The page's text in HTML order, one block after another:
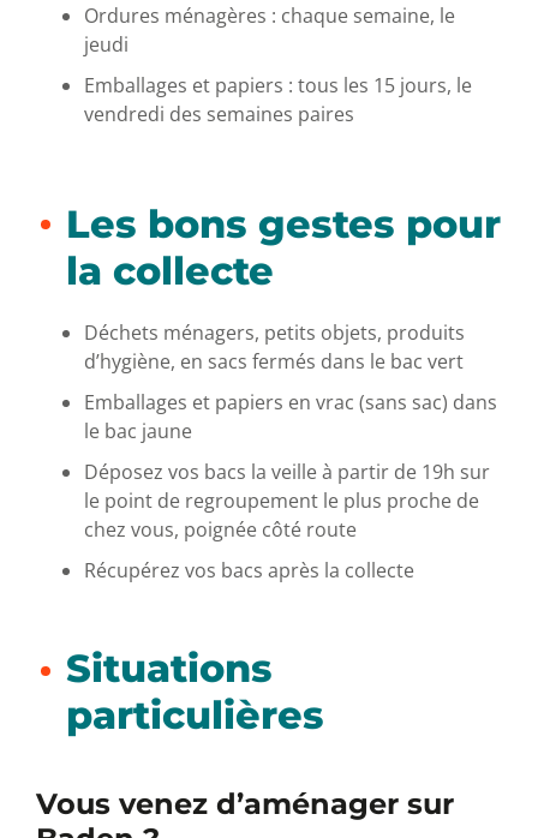
Ordures ménagères : chaque semaine, le
jeudi
Emballages et papiers : tous les 15 jours, le
vendredi des semaines paires
Les bons gestes pour
la collecte
Déchets ménagers, petits objets, produits
d’hygiène, en sacs fermés dans le bac vert
Emballages et papiers en vrac (sans sac) dans
le bac jaune
Déposez vos bacs la veille à partir de 19h sur
le point de regroupement le plus proche de
chez vous, poignée côté route
Récupérez vos bacs après la collecte
Situations
particulières
Vous venez d’aménager sur